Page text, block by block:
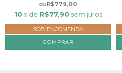
R$779,00
10 x de R$77,90 sem juros
SOB ENCOMENDA
COMPRAR